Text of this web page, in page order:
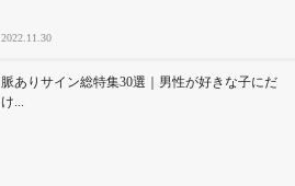
2022.11.30
脈ありサイン総特集30選｜男性が好きな子にだ
け...